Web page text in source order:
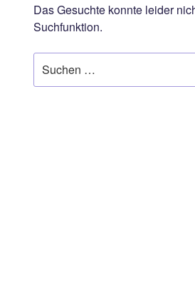
Das Gesuchte konnte leider
Suchfunktion.
Suchen
nach: